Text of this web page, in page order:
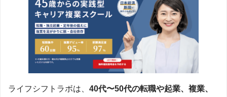
ライフシフトラボは、 40代〜50代の転職や起業、複業、